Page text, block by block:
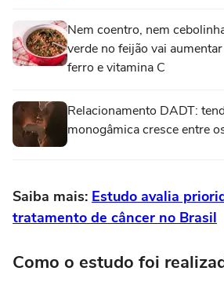
Nem coentro, nem
verde no feijão vai
ferro e vitamina C
Relacionamento DADT:
monogâmica cresce entre
Saiba mais: Estudo avalia
tratamento de câncer no Brasil
Como o estudo foi